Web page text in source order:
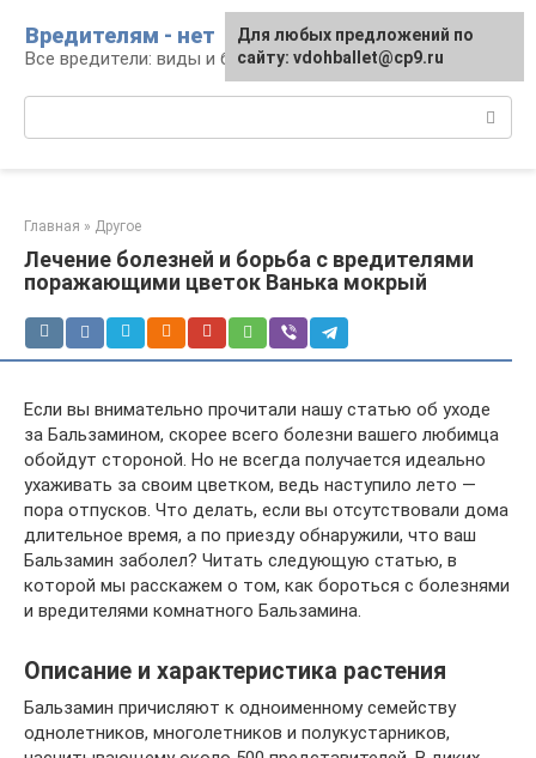
контенту
Вредителям - нет
Все вредители: виды и борьба
Главная » Другое
Лечение болезней и борьба с вредителями
поражающими цветок Ванька мокрый
Если вы внимательно прочитали нашу статью об уходе
за Бальзамином, скорее всего болезни вашего любимца
обойдут стороной. Но не всегда получается идеально
ухаживать за своим цветком, ведь наступило лето —
пора отпусков. Что делать, если вы отсутствовали дома
длительное время, а по приезду обнаружили, что ваш
Бальзамин заболел? Читать следующую статью, в
которой мы расскажем о том, как бороться с болезнями
и вредителями комнатного Бальзамина.
Описание и характеристика растения
Бальзамин причисляют к одноименному семейству
однолетников, многолетников и полукустарников,
Для любых предложений по
сайту: vdohballet@cp9.ru